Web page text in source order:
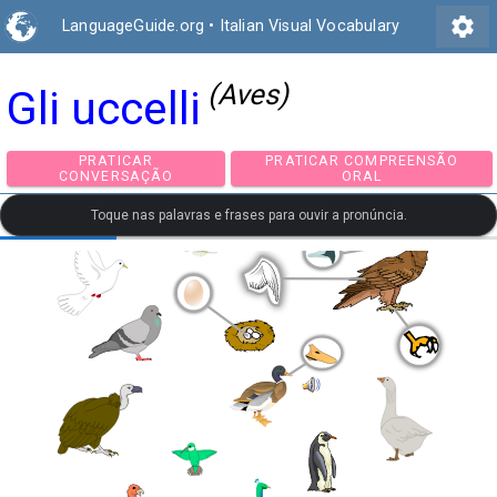
LanguageGuide.org • Italian Visual Vocabulary settings
Gli uccelli (Aves)
PRATICAR
CONVERSAÇÃO
PRATICAR
ORAL
Toque nas palavras e frases para ouvir a pronúncia.